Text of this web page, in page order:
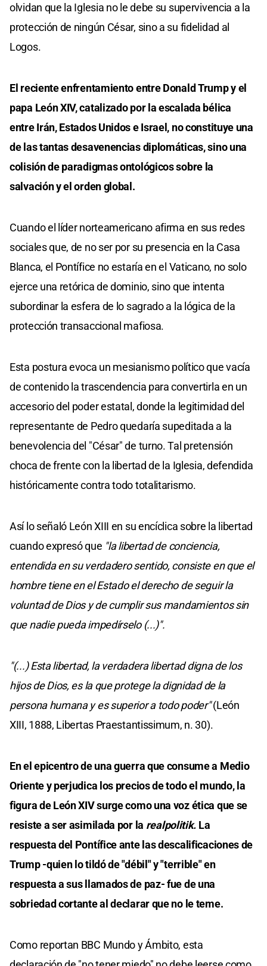
olvidan que la Iglesia no le debe su supervivencia a la
protección de ningún César, sino a su fidelidad al
Logos.
El reciente enfrentamiento entre Donald Trump y el
papa León XIV, catalizado por la escalada bélica
entre Irán, Estados Unidos e Israel, no constituye una
de las tantas desavenencias diplomáticas, sino una
colisión de paradigmas ontológicos sobre la
salvación y el orden global.
Cuando el líder norteamericano afirma en sus redes
sociales que, de no ser por su presencia en la Casa
Blanca, el Pontífice no estaría en el Vaticano, no solo
ejerce una retórica de dominio, sino que intenta
subordinar la esfera de lo sagrado a la lógica de la
protección transaccional mafiosa.
Esta postura evoca un mesianismo político que vacía
de contenido la trascendencia para convertirla en un
accesorio del poder estatal, donde la legitimidad del
representante de Pedro quedaría supeditada a la
benevolencia del "César" de turno. Tal pretensión
choca de frente con la libertad de la Iglesia, defendida
históricamente contra todo totalitarismo.
Así lo señaló León XIII en su encíclica sobre la libertad
cuando expresó que "la libertad de conciencia,
entendida en su verdadero sentido, consiste en que el
hombre tiene en el Estado el derecho de seguir la
voluntad de Dios y de cumplir sus mandamientos sin
que nadie pueda impedírselo (...)".
"(...) Esta libertad, la verdadera libertad digna de los
hijos de Dios, es la que protege la dignidad de la
persona humana y es superior a todo poder"(León
XIII, 1888, Libertas Praestantissimum, n. 30).
En el epicentro de una guerra que consume a Medio
Oriente y perjudica los precios de todo el mundo, la
figura de León XIV surge como una voz ética que se
resiste a ser asimilada por la realpolitik. La
respuesta del Pontífice ante las descalificaciones de
Trump -quien lo tildó de "débil" y "terrible" en
respuesta a sus llamados de paz- fue de una
sobriedad cortante al declarar que no le teme.
Como reportan BBC Mundo y Ámbito, esta